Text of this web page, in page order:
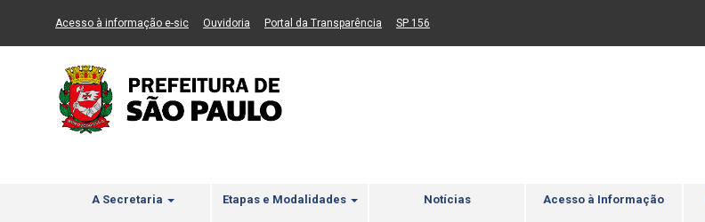
Ir ao Conteúdo Ir para menu principal 2 Ir para busca Ir para rodapé
Acesso à informação e-sic(Link para um novo sítio)
Ouvidoria (Link para um novo sítio)
Portal da Transparência (Link para um novo sítio)
SP 156
A Secretaria Etapas e Modalidades Notícias Acesso à Informação